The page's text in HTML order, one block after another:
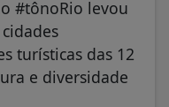
turísticas das 12
e diversidade